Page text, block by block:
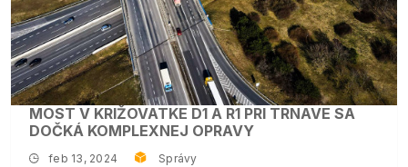
MOST V KRIŽOVATKE D1 A R1 PRI TRNAVE SA
DOČKÁ KOMPLEXNEJ OPRAVY
feb 13, 2024 Správy